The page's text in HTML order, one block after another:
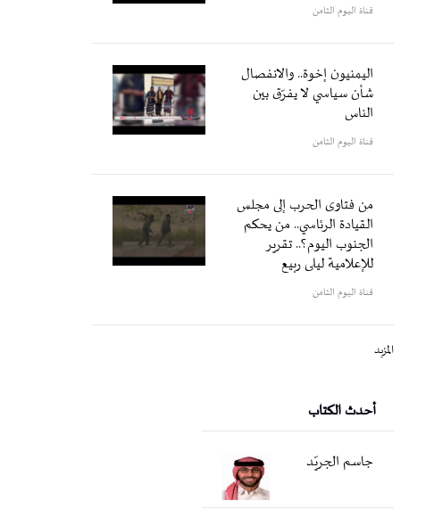
قناة اليوم الثامن
اليمنيون إخوة.. والانفصال
شأن سياسي لا يفرّق بين
الناس
قناة اليوم الثامن
من فتاوى الحرب إلى مجلس
القيادة الرئاسي.. من يحكم
الجنوب اليوم؟.. تقرير
للإعلامية ليلى ربيع
قناة اليوم الثامن
المزيد
أحدث الكتاب
جاسم الجريّد